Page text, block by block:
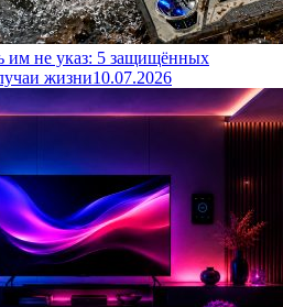
им не указ: 5 защищённых
жизни10.07.2026